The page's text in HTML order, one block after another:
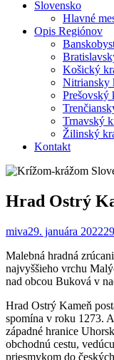
Slovensko
Hlavné
Opis Regiónov
Košický
Nitriansky
Prešovský
Trnavský
Žilinský
Kontakt
Hrad Ostrý
miva29. januára 2022
Malebná hradná
najvyššieho vrchu
nad obcou Buková v
Hrad Ostrý Kameň
spomína v roku 1273.
západné hranice
obchodnú cestu,
priesmykom do